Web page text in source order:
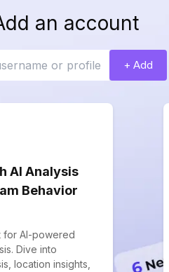
an account
+ Add
AI Analysis
Behavior
for AI-powered
Dive into
location insights,